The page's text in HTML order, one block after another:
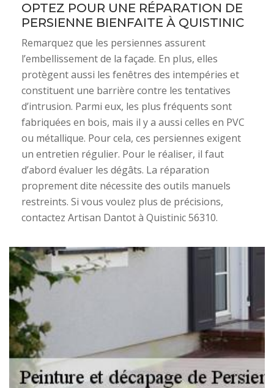
OPTEZ POUR UNE RÉPARATION DE
PERSIENNE BIENFAITE À QUISTINIC
Remarquez que les persiennes assurent
l’embellissement de la façade. En plus, elles
protègent aussi les fenêtres des intempéries et
constituent une barrière contre les tentatives
d’intrusion. Parmi eux, les plus fréquents sont
fabriquées en bois, mais il y a aussi celles en PVC
ou métallique. Pour cela, ces persiennes exigent
un entretien régulier. Pour le réaliser, il faut
d’abord évaluer les dégâts. La réparation
proprement dite nécessite des outils manuels
restreints. Si vous voulez plus de précisions,
contactez Artisan Dantot à Quistinic 56310.